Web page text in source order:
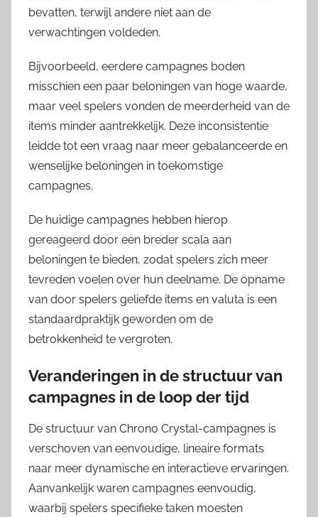
bevatten, terwijl andere niet aan de
verwachtingen voldeden.
Bijvoorbeeld, eerdere campagnes boden
misschien een paar beloningen van hoge waarde,
maar veel spelers vonden de meerderheid van de
items minder aantrekkelijk. Deze inconsistentie
leidde tot een vraag naar meer gebalanceerde en
wenselijke beloningen in toekomstige
campagnes.
De huidige campagnes hebben hierop
gereageerd door een breder scala aan
beloningen te bieden, zodat spelers zich meer
tevreden voelen over hun deelname. De opname
van door spelers geliefde items en valuta is een
standaardpraktijk geworden om de
betrokkenheid te vergroten.
Veranderingen in de structuur van
campagnes in de loop der tijd
De structuur van Chrono Crystal-campagnes is
verschoven van eenvoudige, lineaire formats
naar meer dynamische en interactieve ervaringen.
Aanvankelijk waren campagnes eenvoudig,
waarbij spelers specifieke taken moesten